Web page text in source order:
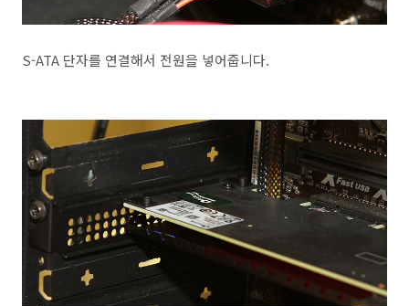
S-ATA 단자를 연결해서 전원을 넣어줍니다.